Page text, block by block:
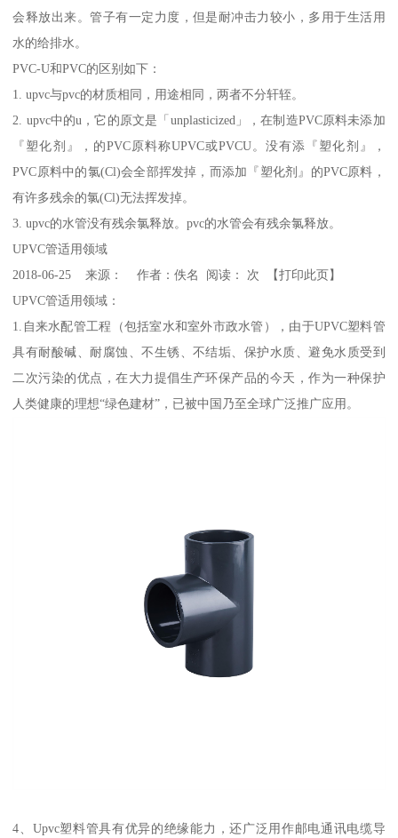
会释放出来。管子有一定力度，但是耐冲击力较小，多用于生活用
水的给排水。
PVC-U和PVC的区别如下：
1. upvc与pvc的材质相同，用途相同，两者不分轩轾。
2. upvc中的u，它的原文是「unplasticized」，在制造PVC原料未添加
『塑化剂』，的PVC原料称UPVC或PVCU。没有添『塑化剂』，
PVC原料中的氯(Cl)会全部挥发掉，而添加『塑化剂』的PVC原料，
有许多残余的氯(Cl)无法挥发掉。
3. upvc的水管没有残余氯释放。pvc的水管会有残余氯释放。
UPVC管适用领域
2018-06-25 来源： 作者：佚名 阅读： 次 【打印此页】
UPVC管适用领域：
1.自来水配管工程（包括室水和室外市政水管），由于UPVC塑料管
具有耐酸碱、耐腐蚀、不生锈、不结垢、保护水质、避免水质受到
二次污染的优点，在大力提倡生产环保产品的今天，作为一种保护
人类健康的理想“绿色建材”，已被中国乃至全球广泛推广应用。
4、Upvc塑料管具有优异的绝缘能力，还广泛用作邮电通讯电缆导